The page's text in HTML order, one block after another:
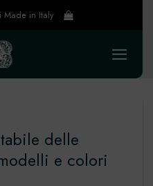
Made in Italy
delle
e colori